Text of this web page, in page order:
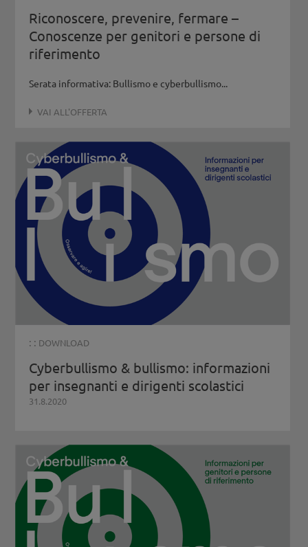
Riconoscere, prevenire, fermare –
Conoscenze per genitori e persone di
riferimento
Serata informativa: Bullismo e cyberbullismo...
VAI ALL'OFFERTA
: : DOWNLOAD
Cyberbullismo & bullismo: informazioni
per insegnanti e dirigenti scolastici
31.8.2020